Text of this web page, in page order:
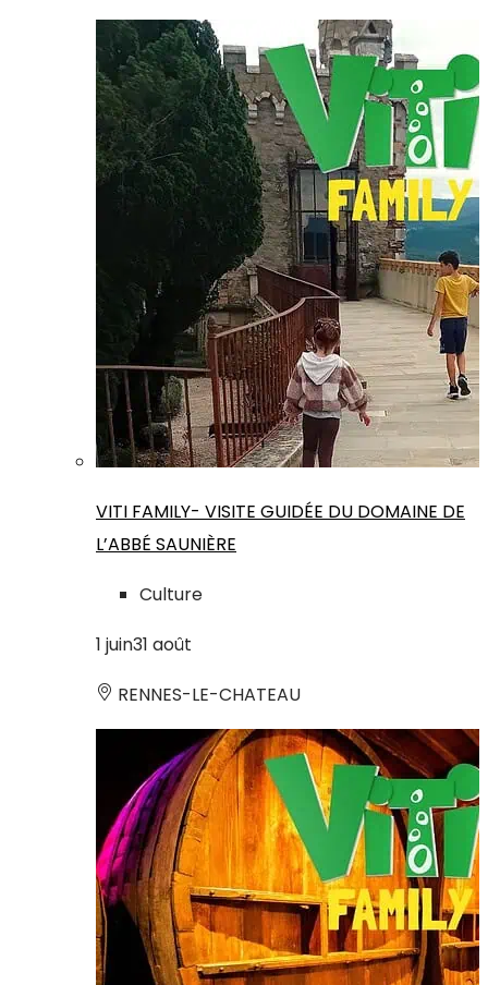
VITI FAMILY- VISITE GUIDÉE DU DOMAINE DE
L’ABBÉ SAUNIÈRE
Culture
1 juin31 août
RENNES-LE-CHATEAU